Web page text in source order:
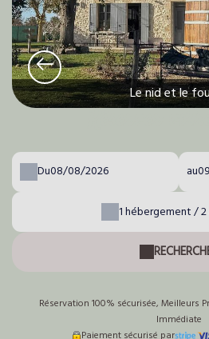
Le nid et le
Du au
1hébergement /2
Réservation 100% sécurisée, Meilleurs
Immédiate
Paiement sécurisé par